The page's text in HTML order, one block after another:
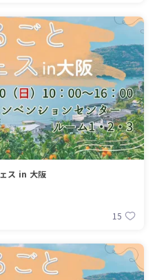
ス in 大阪
15